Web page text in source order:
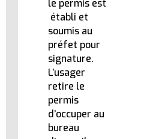
le permis est
établi et
soumis au
préfet pour
signature.
L’usager
retire le
permis
d’occuper au
bureau